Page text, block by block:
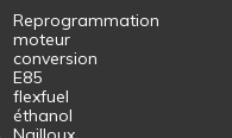
Reprogrammation
moteur
conversion
E85
flexfuel
éthanol